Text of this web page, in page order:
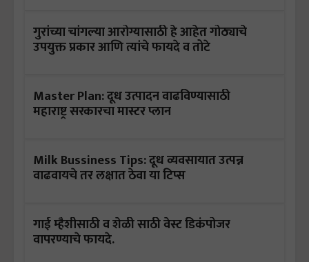
गुरांच्या चांगल्या आरोग्यासाठी हे आहेत गोठ्याचे
उपयुक्त प्रकार आणि त्यांचे फायदे व तोटे
Master Plan: दूध उत्पादन वाढविण्यासाठी
महाराष्ट्र सरकारचा मास्टर प्लान
Milk Bussiness Tips: दूध व्यवसायात उत्पन्न
वाढवायचे तर लक्षात ठेवा या टिप्स
गाई म्हैशीसाठी व शेळी साठी वेस्ट डिकंपोजर
वापरण्याचे फायदे.